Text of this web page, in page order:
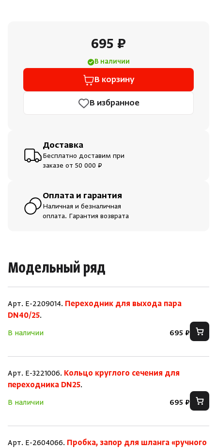
Инфракрасные сауны
Краны
695 ₽
В наличии
В корзину
В избранное
Доставка
Бесплатно доставим при
заказе от 50 000 ₽
Оплата и гарантия
Наличная и безналичная
оплата. Гарантия возврата
Модельный ряд
Арт. E-2209014. Переходник для выхода пара
DN40/25.
В наличии
695 ₽
Арт. E-3221006. Кольцо круглого сечения для
переходника DN25.
В наличии
695 ₽
Арт. E-2604066. Пробка, запор для шланга «ручного